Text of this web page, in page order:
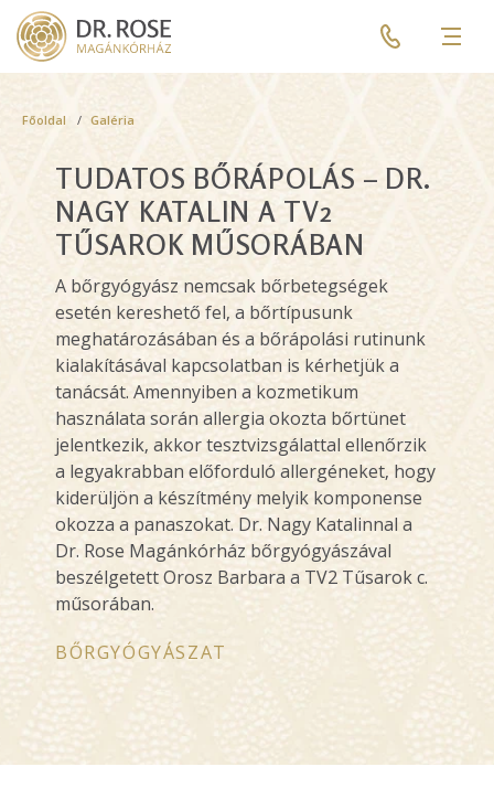
Skip
main
Pre
header
menu
Breadcrumb
Főoldal Galéria
TUDATOS BŐRÁPOLÁS – DR.
NAGY KATALIN A TV2
TŰSAROK MŰSORÁBAN
A bőrgyógyász nemcsak bőrbetegségek
esetén kereshető fel, a bőrtípusunk
meghatározásában és a bőrápolási rutinunk
kialakításával kapcsolatban is kérhetjük a
tanácsát. Amennyiben a kozmetikum
használata során allergia okozta bőrtünet
jelentkezik, akkor tesztvizsgálattal ellenőrzik
a legyakrabban előforduló allergéneket, hogy
kiderüljön a készítmény melyik komponense
okozza a panaszokat. Dr. Nagy Katalinnal a
Dr. Rose Magánkórház bőrgyógyászával
beszélgetett Orosz Barbara a TV2 Tűsarok c.
műsorában.
BŐRGYÓGYÁSZAT